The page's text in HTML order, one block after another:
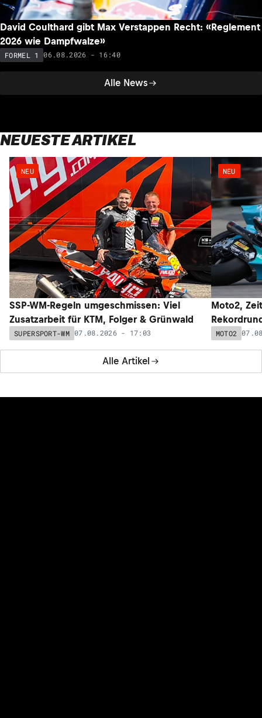
Alle News
David Coulthard gibt Max Verstappen Recht: «Reglement
2026 wie Dampfwalze»
FORMEL 1 06.08.2026 - 16:40
NEUESTE ARTIKEL
Alle Artikel
NEU
SSP-WM-Regeln umgeschmissen: Viel
Zusatzarbeit für KTM, Folger & Grünwald
SUPERSPORT-WM 07.08.2026 - 17:03
NEU
Moto2,
MOTO2